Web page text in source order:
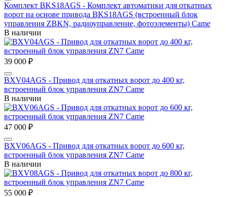
Комплект BKS18AGS - Комплект автоматики для откатных
ворот на основе привода BKS18AGS (встроенный блок
управления ZBKN, радиоуправление, фотоэлементы) Came
В наличии
39 000 ₽
BXV04AGS - Привод для откатных ворот до 400 кг,
встроенный блок управления ZN7 Came
В наличии
47 000 ₽
BXV06AGS - Привод для откатных ворот до 600 кг,
встроенный блок управления ZN7 Came
В наличии
55 000 ₽